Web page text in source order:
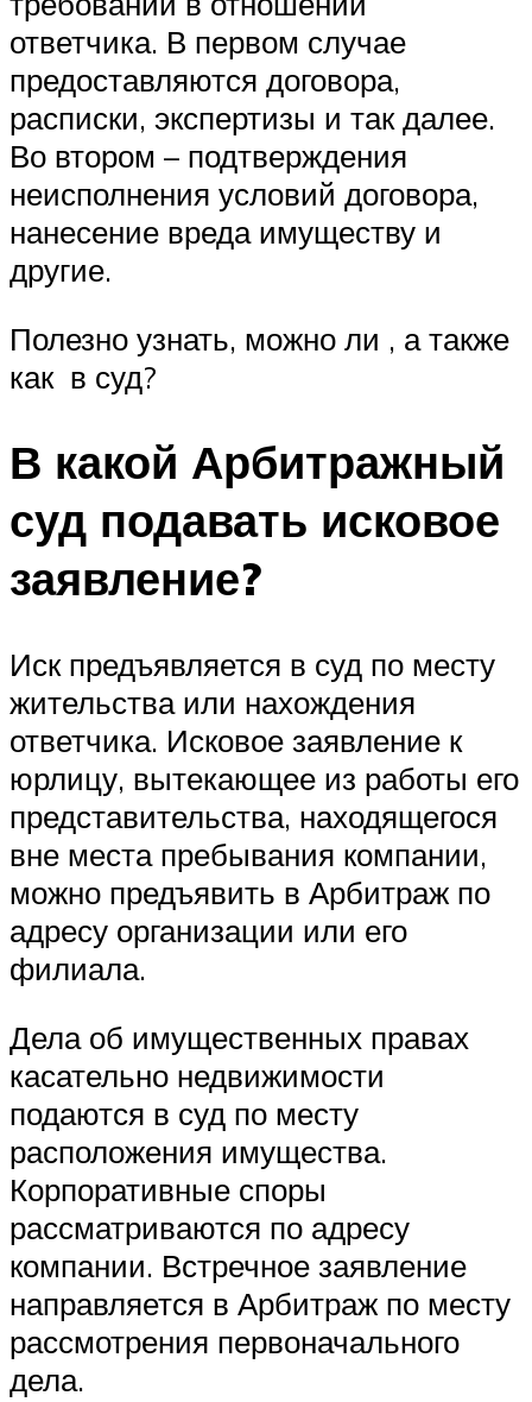
ответчика. В первом случае
предоставляются договора,
расписки, экспертизы и так далее.
Во втором – подтверждения
неисполнения условий договора,
нанесение вреда имуществу и
другие.
Полезно узнать, можно ли , а также
как в суд?
В какой Арбитражный
суд подавать исковое
заявление?
Иск предъявляется в суд по месту
жительства или нахождения
ответчика. Исковое заявление к
юрлицу, вытекающее из работы его
представительства, находящегося
вне места пребывания компании,
можно предъявить в Арбитраж по
адресу организации или его
филиала.
Дела об имущественных правах
касательно недвижимости
подаются в суд по месту
расположения имущества.
Корпоративные споры
рассматриваются по адресу
компании. Встречное заявление
направляется в Арбитраж по месту
рассмотрения первоначального
дела.